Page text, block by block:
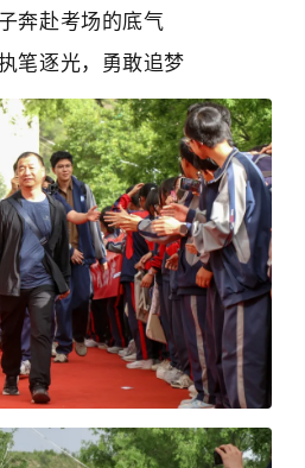
奔赴考场的底气
笔逐光，勇敢追梦